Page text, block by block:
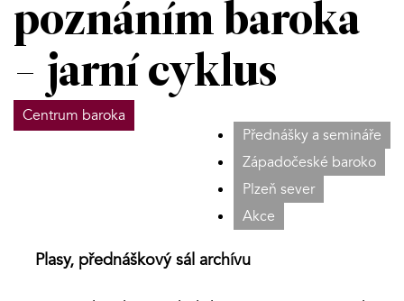
poznáním baroka
- jarní cyklus
Centrum baroka
Přednášky a semináře
Západočeské baroko
Plzeň sever
Akce
Plasy, přednáškový sál archívu